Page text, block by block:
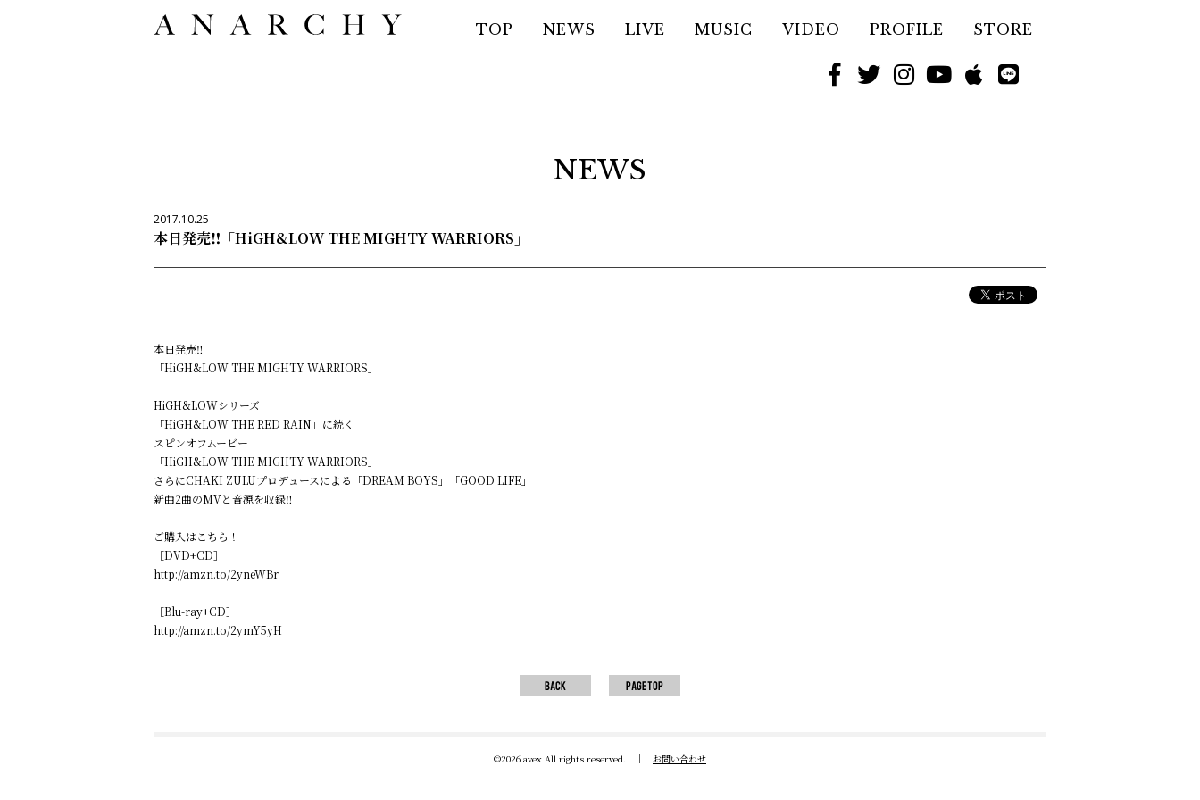
TOP NEWS LIVE MUSIC VIDEO PROFILE STORE
NEWS
2017.10.25
本日発売‼️「HiGH&LOW THE MIGHTY WARRIORS｣
本日発売‼️
「HiGH&LOW THE MIGHTY WARRIORS」
HiGH&LOWシリーズ
「HiGH&LOW THE RED RAIN」に続く
スピンオフムービー
「HiGH&LOW THE MIGHTY WARRIORS」
さらにCHAKI ZULUプロデュースによる「DREAM BOYS」「GOOD LIFE」
新曲2曲のMVと音源を収録‼️
ご購入はこちら！
［DVD+CD］
http://amzn.to/2yneWBr
［Blu-ray+CD］
http://amzn.to/2ymY5yH
©2026 avex All rights reserved. ｜ お問い合わせ